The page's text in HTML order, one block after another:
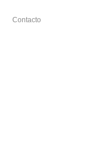
Contacto